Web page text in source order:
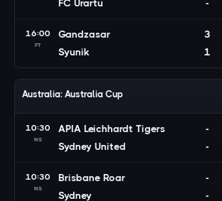
FC Urartu
-
16:00
FT
Gandzasar
3
Syunik
1
Australia: Australia Cup
10:30
NS
APIA Leichhardt Tigers
-
Sydney United
-
10:30
NS
Brisbane Roar
-
Sydney
-